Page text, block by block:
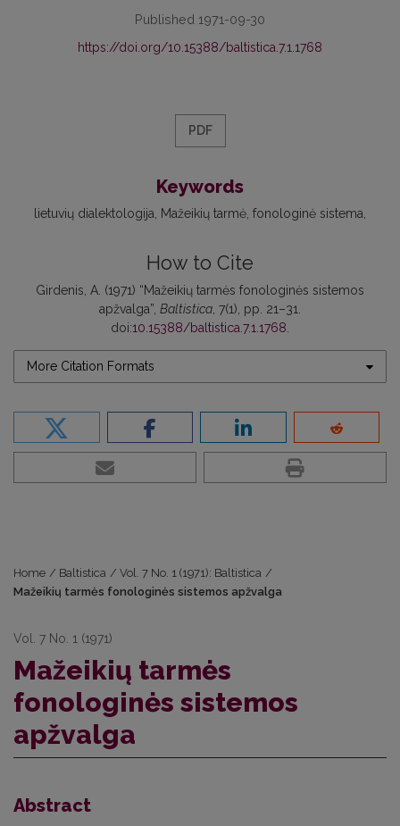
Published 1971-09-30
https://doi.org/10.15388/baltistica.7.1.1768
PDF
Keywords
lietuvių dialektologija Mažeikių tarmė fonologinė sistema
How to Cite
Girdenis, A. (1971) “Mažeikių tarmės fonologinės sistemos
apžvalga”, Baltistica , 7(1), pp. 21–31.
doi:10.15388/baltistica.7.1.1768
More Citation Formats
Home / Baltistica / Vol. 7 No. 1 (1971): Baltistica /
Mažeikių tarmės fonologinės sistemos apžvalga
Vol. 7 No. 1 (1971)
Mažeikių tarmės
fonologinės sistemos
apžvalga
Abstract